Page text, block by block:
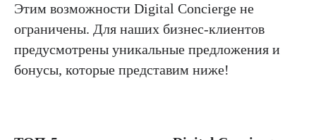
Этим возможности Digital Concierge не
ограничены. Для наших бизнес-клиентов
предусмотрены уникальные предложения и
бонусы, которые представим ниже!